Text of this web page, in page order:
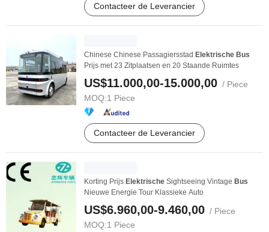
Contacteer de Leverancier
Chinese Chinese Passagiersstad Elektrische Bus
Prijs met 23 Zitplaatsen en 20 Staande Ruimtes
US$11.000,00-15.000,00 / Piece
MOQ:1 Piece
Contacteer de Leverancier
Korting Prijs Elektrische Sightseeing Vintage Bus
Nieuwe Energie Tour Klassieke Auto
US$6.960,00-9.460,00 / Piece
MOQ:1 Piece